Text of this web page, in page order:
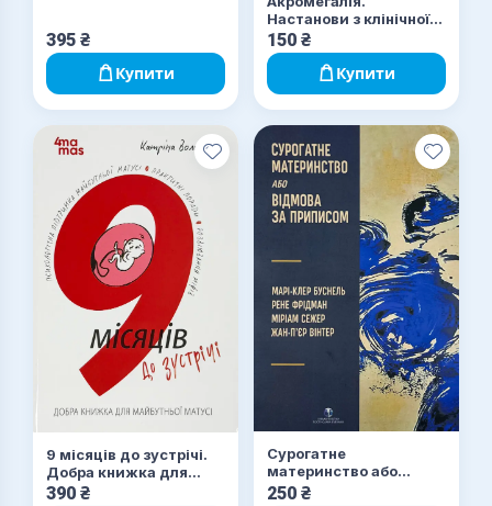
Стоматологія
Судова медицина Фармакологія Фтизіатрія
Хірургія. Ортопедія. Травматологія. Анестезіологія.
органів дихання
395 ₴
Купити
Настанови з клінічної
практики
150 ₴
Купити
9 місяців до зустрічі.
Добра книжка для
майбутньої матусі
390 ₴
Сурогатне
материнство або
відмова за приписом
250 ₴